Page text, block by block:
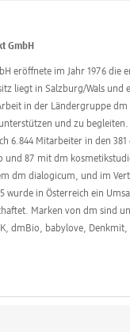
GmbH
eröffnete im Jahr 1976 die
liegt in Salzburg/Wals und
in der Ländergruppe dm
und zu begleiten.
6.844 Mitarbeiter in den
und 87 mit dm
dm dialogicum, und im
wurde in Österreich ein
Marken von dm sind
dmBio, babylove,